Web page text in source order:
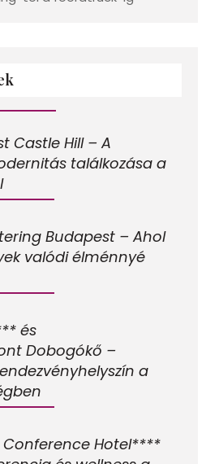
Castle Hill – A
találkozása a
Budapest – Ahol
valódi élménnyé
és
Dobogókő –
a
Conference Hotel****